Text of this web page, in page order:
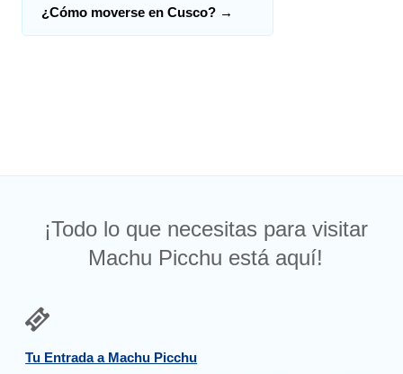
¿Cómo moverse en Cusco? →
¡Todo lo que necesitas para visitar
Machu Picchu está aquí!
Tu Entrada a Machu Picchu